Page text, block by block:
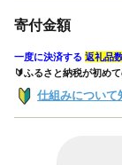
寄付金額
一度に決済する 返礼品
🔰ふるさと納税が初め
仕組みについて